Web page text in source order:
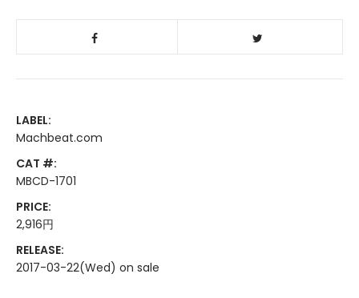
LABEL:
Machbeat.com
CAT #:
MBCD-1701
PRICE:
2,916円
RELEASE:
2017-03-22(Wed) on sale